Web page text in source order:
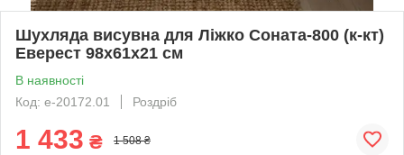
Шухляда висувна для Ліжко Соната-800 (к-кт)
Еверест 98х61х21 см
В наявності
Код: е-20172.01
Роздріб
1 433 ₴ 1 508 ₴